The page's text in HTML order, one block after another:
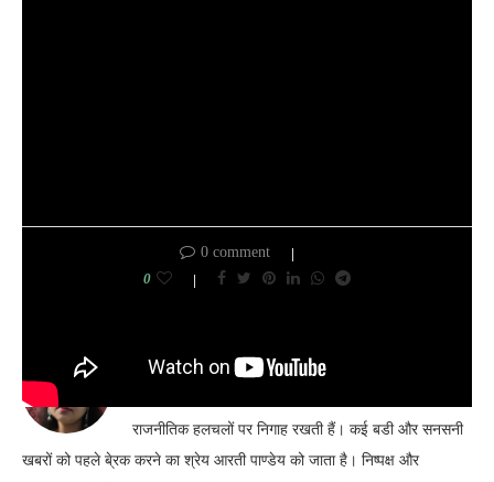
0 comment
0
ARTI PANDEY
राजनीतिक हलचलों पर निगाह रखती हैं। कई बडी और सनसनी
खबरों को पहले बे्रक करने का श्रेय आरती पाण्डेय को जाता है। निष्पक्ष और